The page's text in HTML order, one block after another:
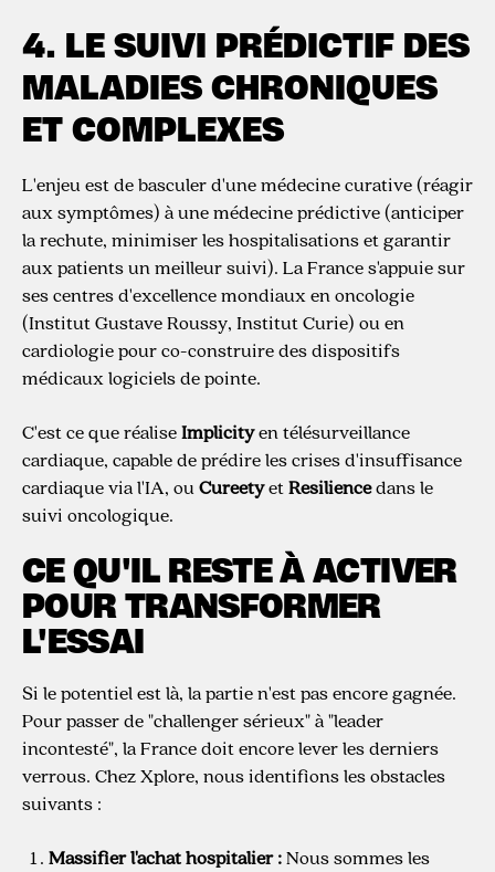
4. LE SUIVI PRÉDICTIF DES
MALADIES CHRONIQUES
ET COMPLEXES
L'enjeu est de basculer d'une médecine curative (réagir
aux symptômes) à une médecine prédictive (anticiper
la rechute, minimiser les hospitalisations et garantir
aux patients un meilleur suivi). La France s'appuie sur
ses centres d'excellence mondiaux en oncologie
(Institut Gustave Roussy, Institut Curie) ou en
cardiologie pour co-construire des dispositifs
médicaux logiciels de pointe.
C'est ce que réaliseImplicityen télésurveillance
cardiaque, capable de prédire les crises d'insuffisance
cardiaque via l'IA, ouCureetyetResiliencedans le
suivi oncologique.
CE QU'IL RESTE À ACTIVER
POUR TRANSFORMER
L'ESSAI
Si le potentiel est là, la partie n'est pas encore gagnée.
Pour passer de "challenger sérieux" à "leader
incontesté", la France doit encore lever les derniers
verrous. Chez Xplore, nous identifions les obstacles
suivants :
Massifier l'achat hospitalier :Nous sommes les